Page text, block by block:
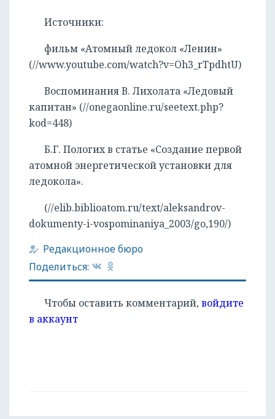
Источники:
фильм «Атомный ледокол «Ленин»
(//www.youtube.com/watch?v=Oh3_rTpdhtU)
Воспоминания В. Лихолата «Ледовый
капитан» (//onegaonline.ru/seetext.php?
kod=448)
Б.Г. Пологих в статье «Создание первой
атомной энергетической установки для
ледокола».
(//elib.biblioatom.ru/text/aleksandrov-
dokumenty-i-vospominaniya_2003/go,190/)
Редакционное бюро
Поделиться:
Чтобы оставить комментарий,войдите
в аккаунт